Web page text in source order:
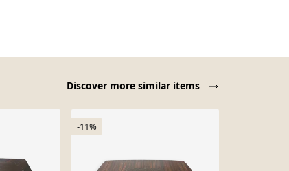
Discover more similar items
-11%